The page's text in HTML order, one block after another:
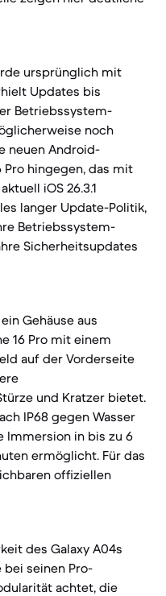
ursprünglich mit
Updates bis
Betriebssystem-
noch
neuen Android-
Pro hingegen, das mit
iOS 26.3.1
langer Update-Politik,
Betriebssystem-
Sicherheitsupdates
Gehäuse aus
16 Pro mit einem
auf der Vorderseite
und Kratzer bietet.
IP68 gegen Wasser
Immersion in bis zu 6
ermöglicht. Für das
offiziellen
des Galaxy A04s
seinen Pro-
achtet, die